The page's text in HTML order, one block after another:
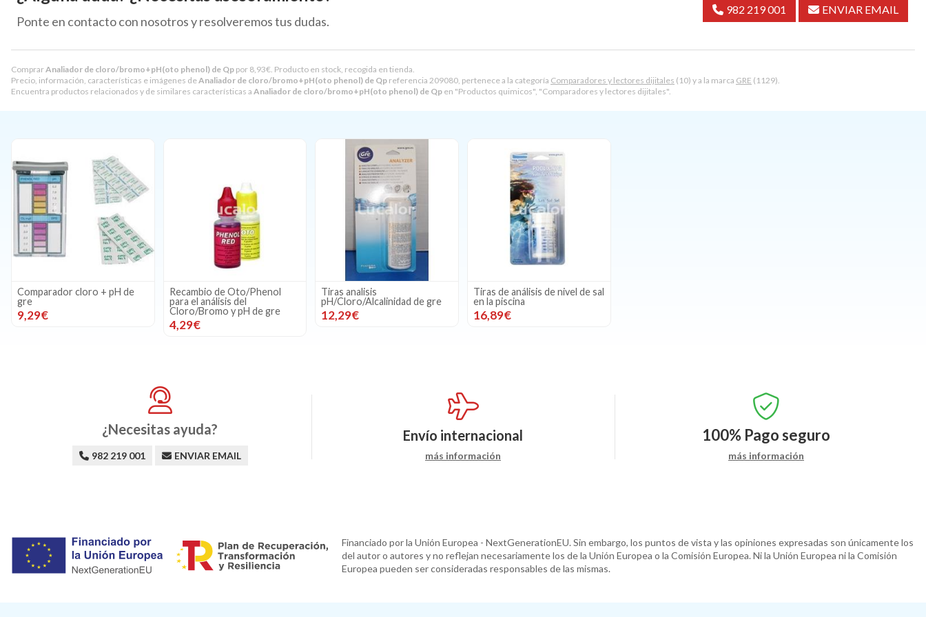
ComprarAnaliador de cloro/bromo+pH(oto phenol) de Qp por 8,93€ . Producto en stock, recogida en tienda.
Precio, información, características e imágenes deAnaliador de cloro/bromo+pH(oto phenol) de Qp referencia 209080, pertenece a la categoría Comparadores y lectores dijitales (10) y a la marca GRE (1129).
Encuentra productos relacionados y de similares características a Analiador de cloro/bromo+pH(oto phenol) de Qp en "Productos quimicos", "Comparadores y lectores dijitales".
Ponte en contacto con nosotros y resolveremos tus dudas.
982 219 001 ENVIAR EMAIL
Comparador cloro + pH de
gre
9,29€
Recambio de Oto/Phenol
para el análisis del
Cloro/Bromo y pH de gre
4,29€
Tiras analisis
pH/Cloro/Alcalinidad de gre
12,29€
Tiras de análisis de nivel de sal
en la piscina
16,89€
¿Necesitas ayuda?
982 219 001 ENVIAR EMAIL
Envío internacional
más información
100% Pago seguro
más información
Financiado por la Unión Europea - NextGenerationEU. Sin embargo, los puntos de vista y las opiniones expresadas son únicamente los
del autor o autores y no reflejan necesariamente los de la Unión Europea o la Comisión Europea. Ni la Unión Europea ni la Comisión
Europea pueden ser consideradas responsables de las mismas.